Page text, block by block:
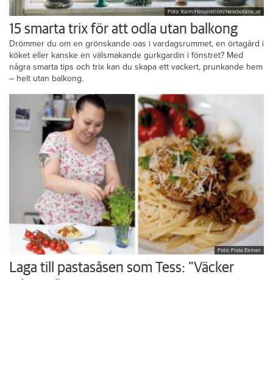
Foto: Karin Hasselström/Newbotanic.se
15 smarta trix för att odla utan balkong
Drömmer du om en grönskande oas i vardagsrummet, en örtagård i
köket eller kanske en välsmakande gurkgardin i fönstret? Med
några smarta tips och trix kan du skapa ett vackert, prunkande hem
– helt utan balkong.
Foto: Frida Ekman
Laga till pastasåsen som Tess: ”Väcker